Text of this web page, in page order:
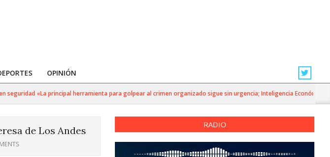
OPINIÓN
«La principal herramienta para golpear al crimen organizado sigue sin urgencia; Inteligencia Económica»
de Los Andes RADIO